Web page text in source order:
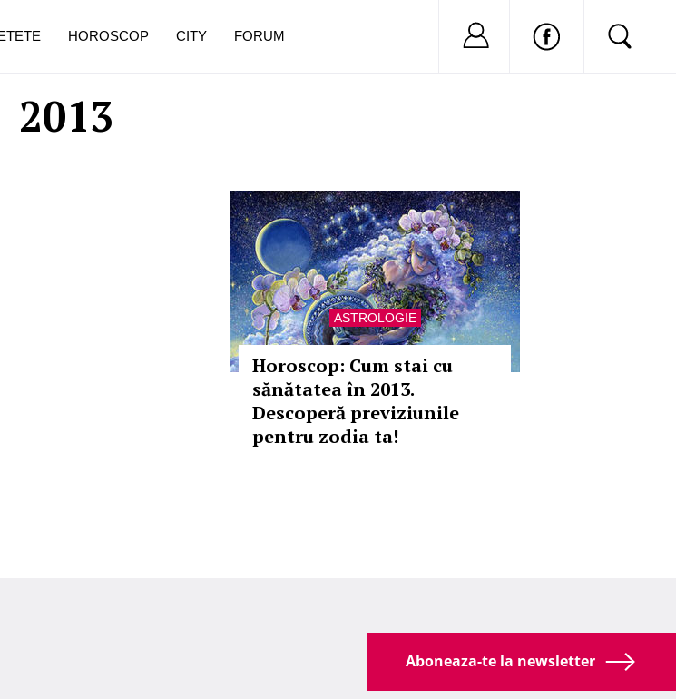
2013
ASTROLOGIE
Horoscop: Cum stai cu
sănătatea în 2013.
Descoperă previziunile
pentru zodia ta!
HOROSCOP CITY FORUM Nu ai cont?
pe măsură ce înaintezi în vârstă
Aboneaza-te la newsletter